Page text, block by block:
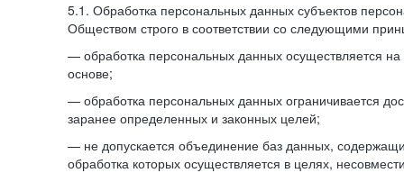
5.1. Обработка персональных данных субъектов
Обществом строго в соответствии со следующими
— обработка персональных данных осуществляется на
основе;
— обработка персональных данных ограничивается
заранее определенных и законных целей;
— не допускается объединение баз данных,
обработка которых осуществляется в целях,